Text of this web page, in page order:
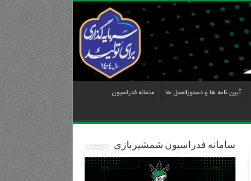
آیین نامه ها و دستورالعمل ها
سامانه فدراسیون
سامانه فدراسیون شمشیربازی